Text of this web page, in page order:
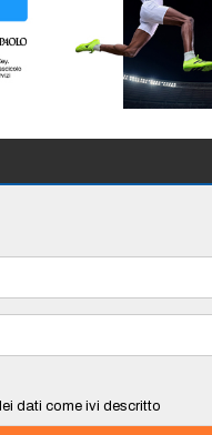
dati come ivi descritto